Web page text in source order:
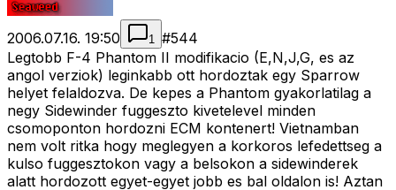
2006.07.16. 19:50 1 #544
Legtobb F-4 Phantom II modifikacio (E,N,J,G, es az
angol verziok) leginkabb ott hordoztak egy Sparrow
helyet felaldozva. De kepes a Phantom gyakorlatilag a
negy Sidewinder fuggeszto kivetelevel minden
csomoponton hordozni ECM kontenert! Vietnamban
nem volt ritka hogy meglegyen a korkoros lefedettseg a
kulso fuggesztokon vagy a belsokon a sidewinderek
alatt hordozott egyet-egyet jobb es bal oldalon is! Aztan